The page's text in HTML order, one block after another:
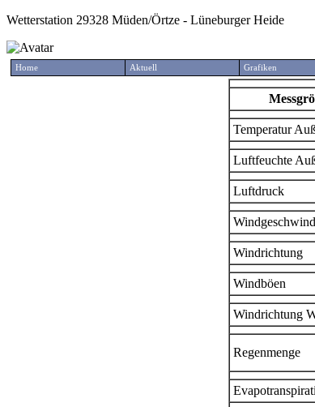
Wetterstation 29328 Müden/Örtze - Lüneburger Heide
Home Aktuell Grafiken
Temperatur
Luftfeuchte
Luftdruck
Windrichtung
Windböen
Windrichtung
Regenmenge